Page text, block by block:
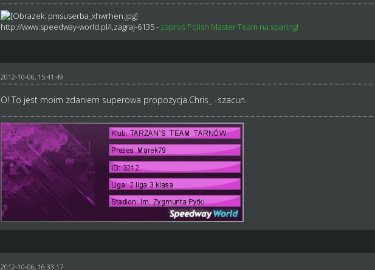
http://www.speedway-world.pl/i,zagraj-6135- zaproś Polish Master Team na sparing!
2012-10-06, 15:41:49
O! To jest moim zdaniem superowa propozycja.Chris_ -szacun.
2012-10-06, 16:33:17